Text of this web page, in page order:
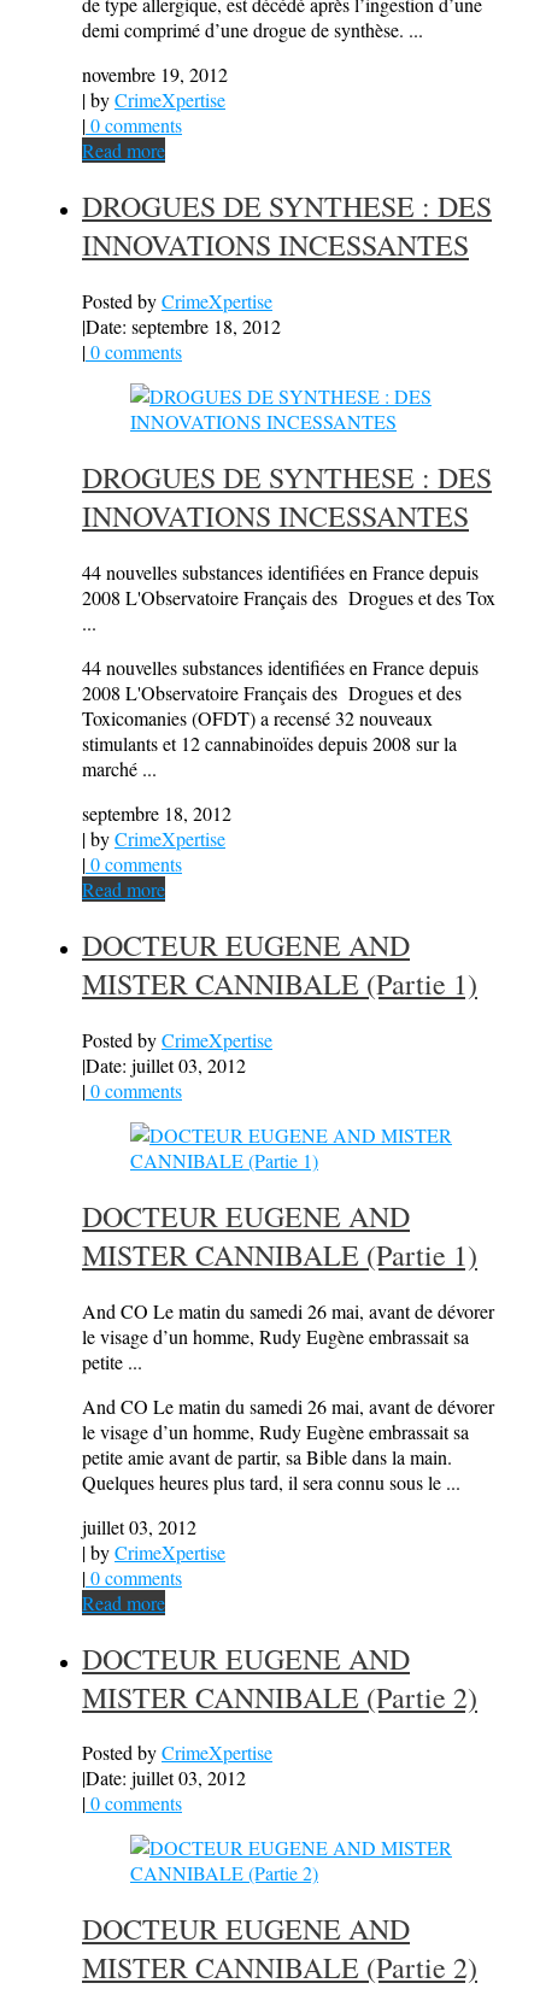
demi comprimé d’une drogue de synthèse. ...
novembre 19, 2012
| byCrimeXpertise
|0 comments
Read more
DROGUES DE SYNTHESE : DES
INNOVATIONS INCESSANTES
Posted byCrimeXpertise
|Date: septembre 18, 2012
|0 comments
DROGUES DE SYNTHESE : DES
INNOVATIONS INCESSANTES
44 nouvelles substances identifiées en France depuis
2008 L'Observatoire Français des Drogues et des Tox
...
44 nouvelles substances identifiées en France depuis
2008 L'Observatoire Français des Drogues et des
Toxicomanies (OFDT) a recensé 32 nouveaux
stimulants et 12 cannabinoïdes depuis 2008 sur la
marché ...
septembre 18, 2012
| byCrimeXpertise
|0 comments
Read more
DOCTEUR EUGENE AND
MISTER CANNIBALE (Partie 1)
Posted byCrimeXpertise
|Date: juillet 03, 2012
|0 comments
DOCTEUR EUGENE AND
MISTER CANNIBALE (Partie 1)
And CO Le matin du samedi 26 mai, avant de dévorer
le visage d’un homme, Rudy Eugène embrassait sa
petite ...
And CO Le matin du samedi 26 mai, avant de dévorer
le visage d’un homme, Rudy Eugène embrassait sa
petite amie avant de partir, sa Bible dans la main.
Quelques heures plus tard, il sera connu sous le ...
juillet 03, 2012
| byCrimeXpertise
|0 comments
Read more
DOCTEUR EUGENE AND
MISTER CANNIBALE (Partie 2)
Posted byCrimeXpertise
|Date: juillet 03, 2012
|0 comments
DOCTEUR EUGENE AND
MISTER CANNIBALE (Partie 2)